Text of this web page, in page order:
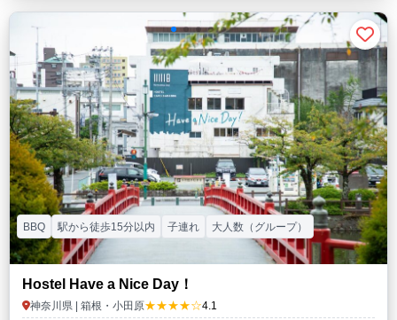
Hostel Have a Nice Day！
神奈川県 | 箱根・小田原★★★★☆4.1
BBQ 駅から徒歩15分以内 子連れ 大人数（グループ）